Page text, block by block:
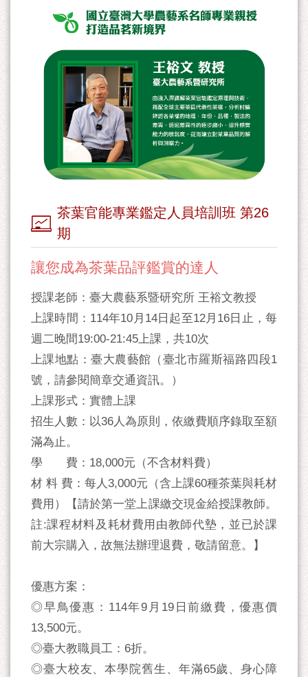
茶葉官能專業鑑定人員培訓班 第26
期
讓您成為茶葉品評鑑賞的達人
授課老師：臺大農藝系暨研究所 王裕文教授
上課時間：114年10月14日起至12月16日止，每
週二晚間19:00‐21:45上課，共10次
上課地點：臺大農藝館（臺北市羅斯福路四段1
號，請參閱簡章交通資訊。）
上課形式：實體上課
招生人數：以36人為原則，依繳費順序錄取至額
滿為止。
學 費：18,000元（不含材料費）
材 料 費：每人3,000元（含上課60種茶葉與耗材
費用）【請於第一堂上課繳交現金給授課教師。
註:課程材料及耗材費用由教師代墊，並已於課
前大宗購入，故無法辦理退費，敬請留意。】
優惠方案：
◎早鳥優惠：114年9月19日前繳費，優惠價
13,500元。
◎臺大教職員工：6折。
◎臺大校友、本學院舊生、年滿65歲、身心障